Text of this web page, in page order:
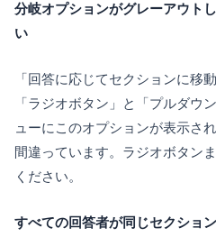
分岐オプションがグレーアウト
い
「回答に応じてセクションに移
「ラジオボタン」と「プルダウ
ューにこのオプションが表示さ
間違っています。ラジオボタン
ください。
すべての回答者が同じセクショ